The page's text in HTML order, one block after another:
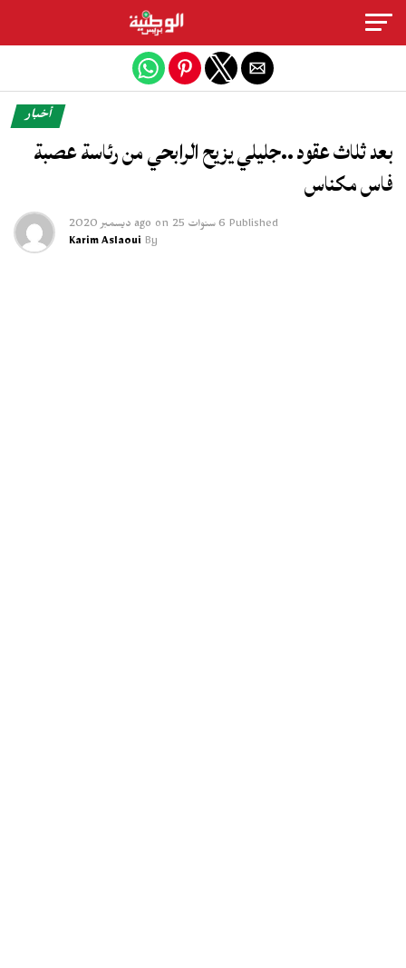
أخبار
بعد ثلاث عقود ..جليلي يزيح الرابحي من رئاسة عصبة
فاس مكناس
Published 6 سنوات ago on 25 ديسمبر 2020
By
Karim Aslaoui
Exit mobile version